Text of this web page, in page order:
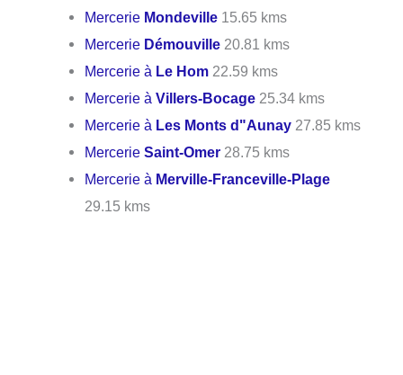
Mercerie Mondeville 15.65 kms
Mercerie Démouville 20.81 kms
Mercerie à Le Hom 22.59 kms
Mercerie àVillers-Bocage 25.34 kms
Mercerie à Les Monts d"Aunay 27.85 kms
MercerieSaint-Omer 28.75 kms
Mercerie à Merville-Franceville-Plage
29.15 kms